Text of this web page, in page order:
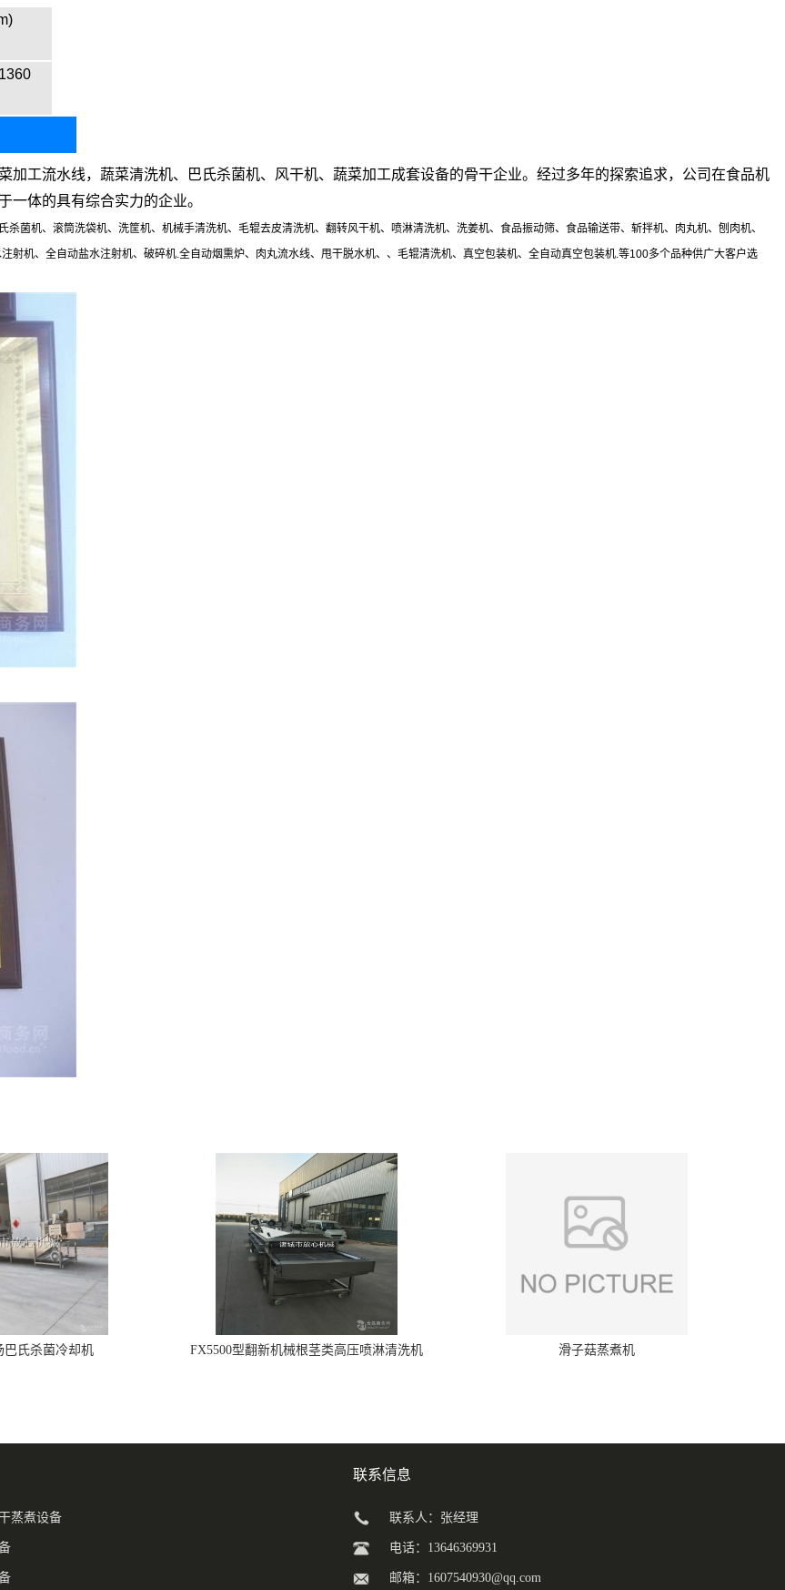
工流水线，蔬菜清洗机、巴氏杀菌机、风干机、蔬菜加工成套设备的骨干企业。经过多年的探索追求，公司在食品机
一体的具有综合实力的企业。
杀菌机、滚筒洗袋机、洗筐机、机械手清洗机、毛辊去皮清洗机、翻转风干机、喷淋清洗机、洗姜机、食品振动筛、食品输送带、斩拌机、肉丸机、刨肉机、
射机、全自动盐水注射机、破碎机.全自动烟熏炉、肉丸流水线、甩干脱水机、、毛辊清洗机、真空包装机、全自动真空包装机.等100多个品种供广大客户选
巴氏杀菌冷却机 FX5500型翻新机械根茎类高压喷淋清洗机 滑子菇蒸煮机
蒸煮设备
联系信息
联系人：张经理
电话：13646369931
邮箱： 1607540930@qq.com